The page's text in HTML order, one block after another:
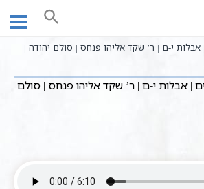
אבלות י-ם | ר’ שקד אליהו פנחס | סולם יהודה |
| אבלות י-ם | ר’ שקד אליהו פנחס | סולם